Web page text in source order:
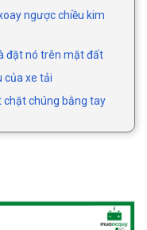
ngược chiều kim
đặt nó trên mặt đất
của xe tải
chặt chúng bằng tay